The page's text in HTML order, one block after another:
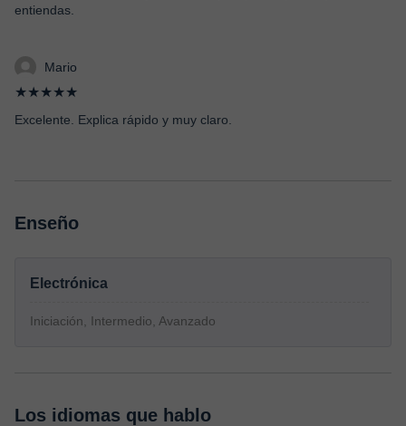
entiendas.
Mario
★★★★★
Excelente. Explica rápido y muy claro.
Enseño
Electrónica
Iniciación, Intermedio, Avanzado
Los idiomas que hablo